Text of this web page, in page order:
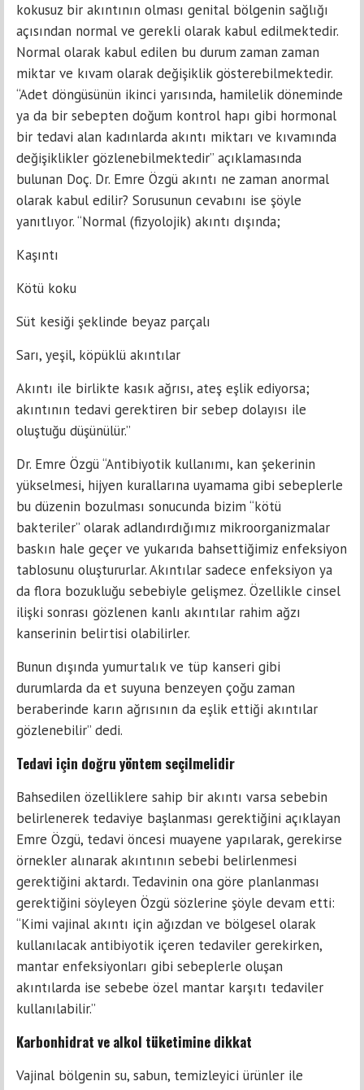
kokusuz bir akıntının olması genital bölgenin sağlığı
açısından normal ve gerekli olarak kabul edilmektedir.
Normal olarak kabul edilen bu durum zaman zaman
miktar ve kıvam olarak değişiklik gösterebilmektedir.
“Adet döngüsünün ikinci yarısında, hamilelik döneminde
ya da bir sebepten doğum kontrol hapı gibi hormonal
bir tedavi alan kadınlarda akıntı miktarı ve kıvamında
değişiklikler gözlenebilmektedir” açıklamasında
bulunan Doç. Dr. Emre Özgü akıntı ne zaman anormal
olarak kabul edilir? Sorusunun cevabını ise şöyle
yanıtlıyor. “Normal (fizyolojik) akıntı dışında;
Kaşıntı
Kötü koku
Süt kesiği şeklinde beyaz parçalı
Sarı, yeşil, köpüklü akıntılar
Akıntı ile birlikte kasık ağrısı, ateş eşlik ediyorsa;
akıntının tedavi gerektiren bir sebep dolayısı ile
oluştuğu düşünülür.”
Dr. Emre Özgü “Antibiyotik kullanımı, kan şekerinin
yükselmesi, hijyen kurallarına uyamama gibi sebeplerle
bu düzenin bozulması sonucunda bizim “kötü
bakteriler” olarak adlandırdığımız mikroorganizmalar
baskın hale geçer ve yukarıda bahsettiğimiz enfeksiyon
tablosunu oluştururlar. Akıntılar sadece enfeksiyon ya
da flora bozukluğu sebebiyle gelişmez. Özellikle cinsel
ilişki sonrası gözlenen kanlı akıntılar rahim ağzı
kanserinin belirtisi olabilirler.
Bunun dışında yumurtalık ve tüp kanseri gibi
durumlarda da et suyuna benzeyen çoğu zaman
beraberinde karın ağrısının da eşlik ettiği akıntılar
gözlenebilir” dedi.
Tedavi için doğru yöntem seçilmelidir
Bahsedilen özelliklere sahip bir akıntı varsa sebebin
belirlenerek tedaviye başlanması gerektiğini açıklayan
Emre Özgü, tedavi öncesi muayene yapılarak, gerekirse
örnekler alınarak akıntının sebebi belirlenmesi
gerektiğini aktardı. Tedavinin ona göre planlanması
gerektiğini söyleyen Özgü sözlerine şöyle devam etti:
“Kimi vajinal akıntı için ağızdan ve bölgesel olarak
kullanılacak antibiyotik içeren tedaviler gerekirken,
mantar enfeksiyonları gibi sebeplerle oluşan
akıntılarda ise sebebe özel mantar karşıtı tedaviler
kullanılabilir.”
Karbonhidrat ve alkol tüketimine dikkat
Vajinal bölgenin su, sabun, temizleyici ürünler ile